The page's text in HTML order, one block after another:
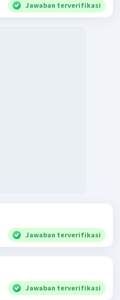
Jawaban terverifikasi
Jawaban terverifikasi
Jawaban terverifikasi